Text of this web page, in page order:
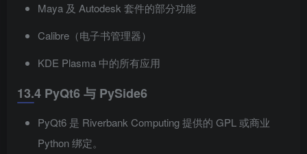
Maya 及 Autodesk 套件的部分功能
Calibre（电子书管理器）
KDE Plasma 中的所有应用
13.4 PyQt6 与 PySide6
PyQt6 是 Riverbank Computing 提供的 GPL 或商业
Python 绑定。